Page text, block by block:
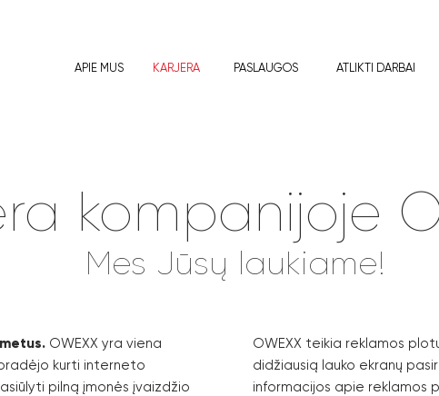
APIE MUS KARJERA PASLAUGOS ATLIKTI DARBAI
kompanijoje
Mes Jūsų laukiame!
OWEXX yra viena
kurti interneto
pilną įmonės įvaizdžio
OWEXX teikia reklamos
didžiausią lauko ekranų
informacijos apie reklamos